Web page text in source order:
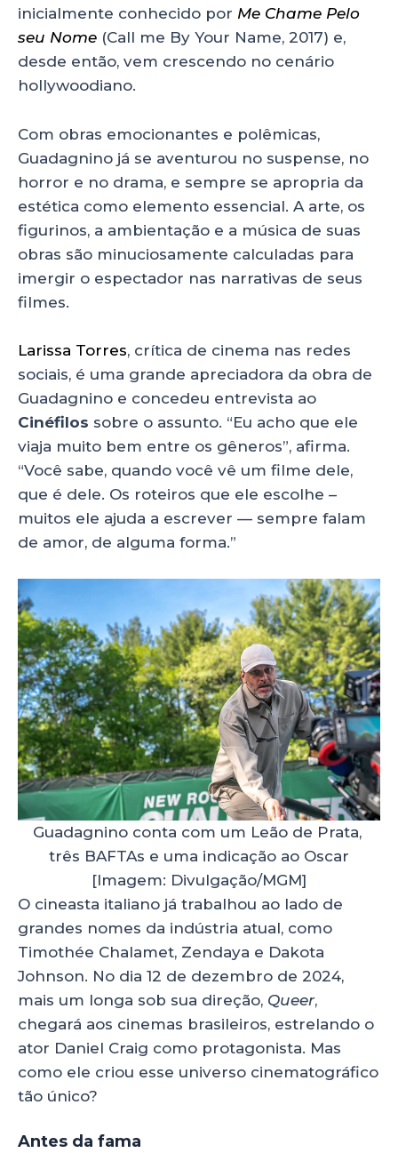
inicialmente conhecido por Me Chame Pelo
seu Nome (Call me By Your Name, 2017) e,
desde então, vem crescendo no cenário
hollywoodiano.
Com obras emocionantes e polêmicas,
Guadagnino já se aventurou no suspense, no
horror e no drama, e sempre se apropria da
estética como elemento essencial. A arte, os
figurinos, a ambientação e a música de suas
obras são minuciosamente calculadas para
imergir o espectador nas narrativas de seus
filmes.
Larissa Torres, crítica de cinema nas redes
sociais, é uma grande apreciadora da obra de
Guadagnino e concedeu entrevista ao
Cinéfilos sobre o assunto. “Eu acho que ele
viaja muito bem entre os gêneros”, afirma.
“Você sabe, quando você vê um filme dele,
que é dele. Os roteiros que ele escolhe –
muitos ele ajuda a escrever — sempre falam
de amor, de alguma forma.”
Guadagnino conta com um Leão de Prata,
três BAFTAs e uma indicação ao Oscar
[Imagem: Divulgação/MGM]
O cineasta italiano já trabalhou ao lado de
grandes nomes da indústria atual, como
Timothée Chalamet, Zendaya e Dakota
Johnson. No dia 12 de dezembro de 2024,
mais um longa sob sua direção, Queer,
chegará aos cinemas brasileiros, estrelando o
ator Daniel Craig como protagonista. Mas
como ele criou esse universo cinematográfico
tão único?
Antes da fama